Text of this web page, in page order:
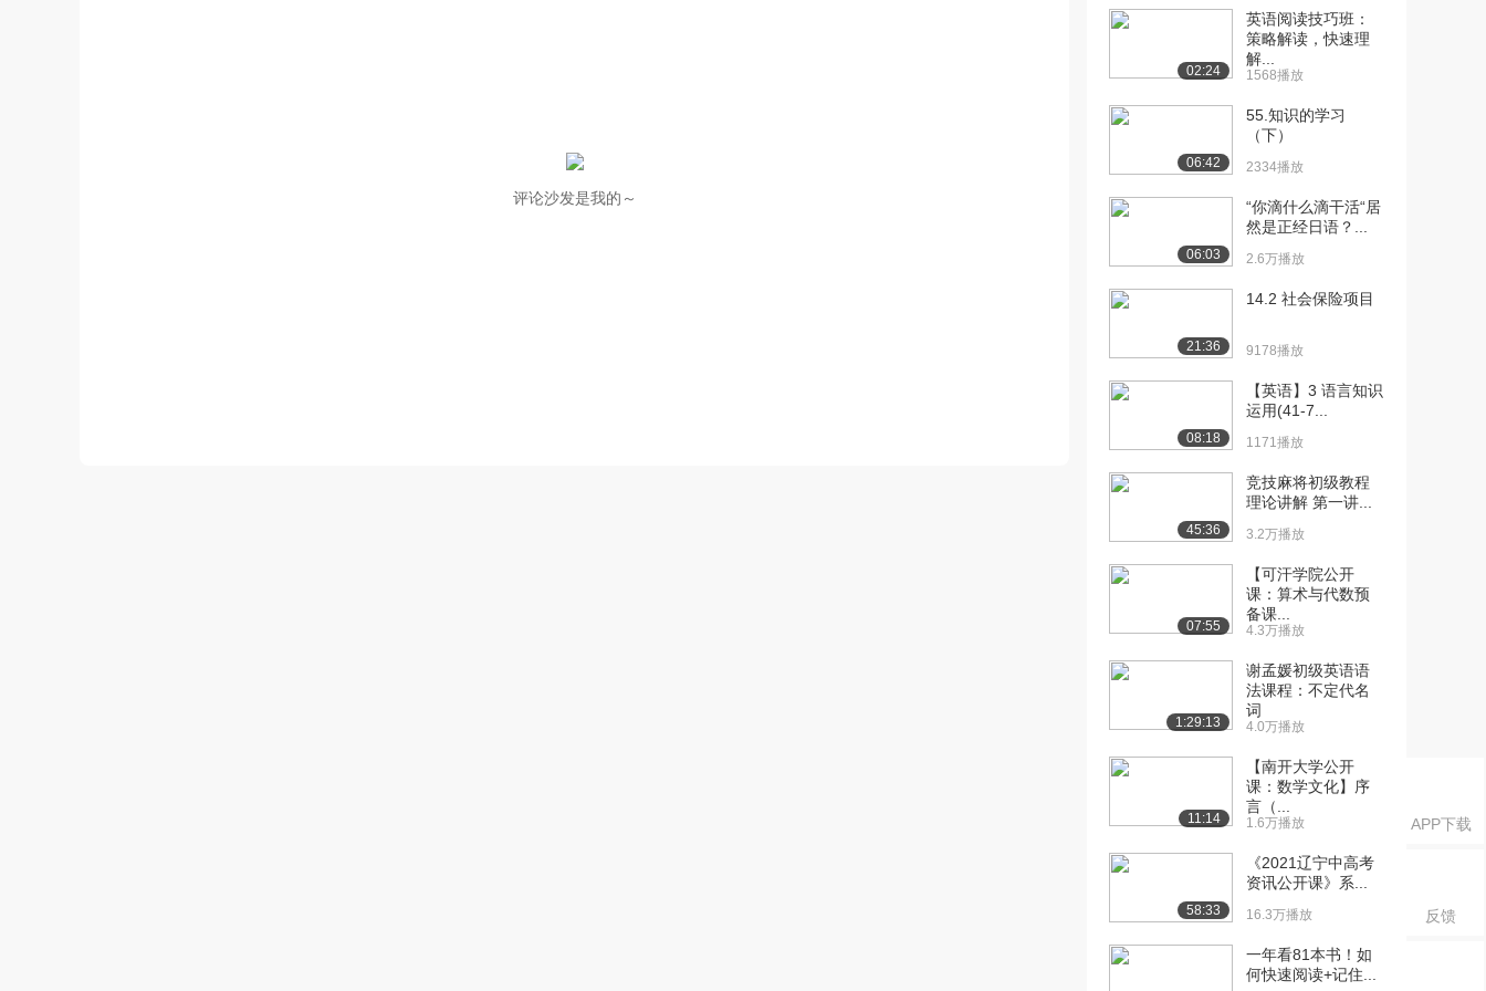
APP下载
反馈
评论沙发是我的～
[10] 第05节阅读理解——
标题填入（2）...
1051播放
13:09
[11] 第05节阅读理解——
[12] 第11节逻辑填空3-16-
20:28
[13] 第11节逻辑填空3-16-
20:34
[14] 第11节逻辑填空3-16-
20:22
[15] 第12节逻辑填空
17:52
[16] 第12节逻辑填空
17:55
4（下）
02:24
英语阅读技巧班：
策略解读，快速理
解...
1568播放
06:42
55.知识的学习
（下）
2334播放
06:03
“你滴什么滴干活“居
然是正经日语？...
2.6万播放
21:36
14.2 社会保险项目
9178播放
08:18
【英语】3 语言知识
运用(41-7...
1171播放
45:36
竞技麻将初级教程
理论讲解 第一讲...
3.2万播放
07:55
【可汗学院公开
课：算术与代数预
备课...
4.3万播放
1:29:13
谢孟媛初级英语语
法课程：不定代名
词
4.0万播放
11:14
【南开大学公开
课：数学文化】序
言（...
1.6万播放
58:33
《2021辽宁中高考
资讯公开课》系...
16.3万播放
一年看81本书！如
何快速阅读+记住...